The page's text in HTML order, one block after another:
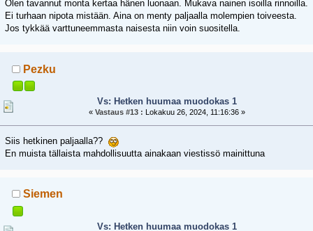
Olen tavannut monta kertaa hänen luonaan. Mukava nainen isoilla rinnoilla.
Ei turhaan nipota mistään. Aina on menty paljaalla molempien toiveesta.
Jos tykkää varttuneemmasta naisesta niin voin suositella.
Pezku
Vs: Hetken huumaa muodokas 1
«Vastaus #13 : Lokakuu 26, 2024, 11:16:36 »
Siis hetkinen paljaalla??
En muista tällaista mahdollisuutta ainakaan viestissö mainittuna
Siemen
Vs: Hetken huumaa muodokas 1